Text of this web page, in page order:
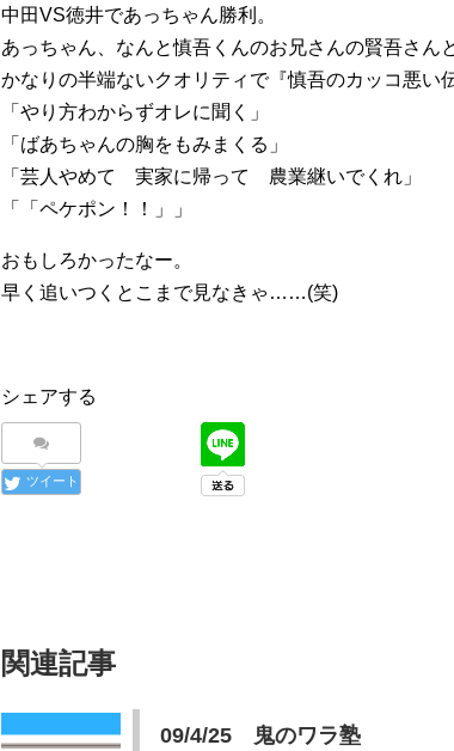
中田VS徳井であっちゃん勝利。
あっちゃん、なんと慎吾くんのお兄さんの賢吾さん
かなりの半端ないクオリティで『慎吾のカッコ悪い
「やり方わからずオレに聞く」
「ばあちゃんの胸をもみまくる」
「芸人やめて 実家に帰って 農業継いでくれ」
「「ペケポン！！」」
おもしろかったなー。
早く追いつくとこまで見なきゃ……(笑)
シェアする
ツイート
関連記事
09/4/25 鬼のワラ塾